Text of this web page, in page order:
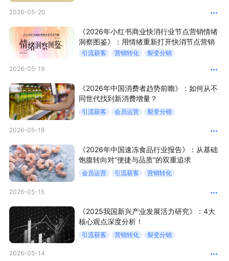
私域课程 新零售内参
增长俱乐部
增长俱乐部 有赞商盟
商家社区 社群交流
入驻有赞 认证代理商
有赞云 数据通服务
2026-05-20
《2026年小红书商业快消行业节点营销情绪
洞察图鉴》：用情绪重新打开快消节点营销
引流获客 营销转化 裂变分销
2026-05-19
《2026年中国消费者趋势前瞻》：如何从不
同世代找到新消费增量？
引流获客 会员运营 裂变分销
2026-05-18
《2026年中国速冻食品行业报告》：从基础
饱腹转向对“便捷与品质”的双重追求
会员运营 引流获客 营销转化
2026-05-15
《2025我国新兴产业发展活力研究》：4大
核心观点深度分析！
引流获客 营销转化 裂变分销
2026-05-14